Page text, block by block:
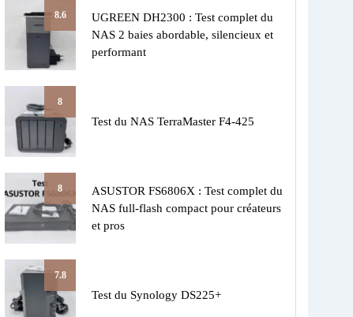
8.6
UGREEN DH2300 : Test complet du
NAS 2 baies abordable, silencieux et
performant
8
Test du NAS TerraMaster F4-425
8
ASUSTOR FS6806X : Test complet du
NAS full-flash compact pour créateurs
et pros
7.8
Test du Synology DS225+